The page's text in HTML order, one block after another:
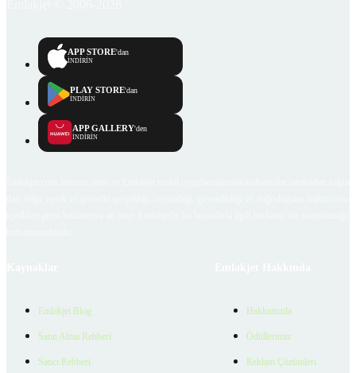
APP STORE'dan
İNDİRİN
PLAY STORE'dan
İNDİRİN
APP GALLERY'den
İNDİRİN
Emlakjet Blog
Satın Alma Rehberi
Satıcı Rehberi
Hakkımızda
Ödüllerimiz
Reklam Çözümleri